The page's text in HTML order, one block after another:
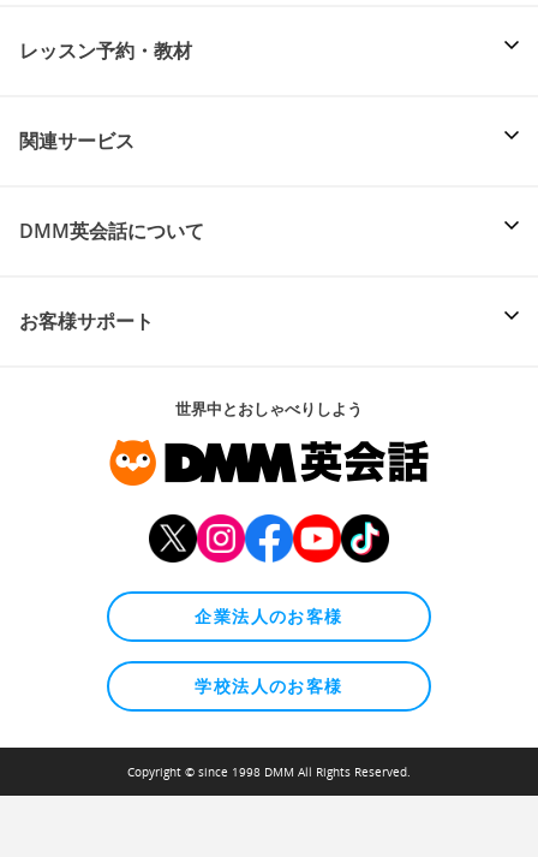
レッスン予約・教材
関連サービス
DMM英会話について
お客様サポート
世界中とおしゃべりしよう
企業法人のお客様
学校法人のお客様
Copyright © since 1998 DMM All Rights Reserved.